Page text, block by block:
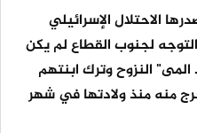
الاحتلال الإسرائيلي
لجنوب القطاع لم يكن
النزوح وترك ابنتهم
منه منذ ولادتها في شهر